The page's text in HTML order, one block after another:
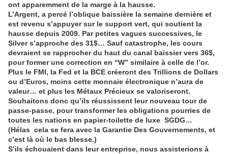
ont apparemment de la marge à la hausse.
L’Argent, a percé l’oblique baissière la semaine dernière et
est revenu s’appuyer sur le support vert, qui soutient la
hausse depuis 2009. Par petites vagues successives, le
Silver s’approche des 31$… Sauf catastrophe, les cours
devraient se rapprocher du haut du canal baissier vers 36$,
pour former une correction en “W” similaire à celle de l’or.
Plus le FMI, la Fed et la BCE créeront des Trillions de Dollars
ou d’Euros, moins cette monnaie électronique n’aura de
valeur… et plus les Métaux Précieux se valoriseront.
Souhaitons donc qu’ils réussissent leur nouveau tour de
passe-passe, pour transformer les obligations pourries de
toutes les nations en papier-toilette de luxe SGDG…
(Hélas cela se fera avec la Garantie Des Gouvernements, et
c’est là où le bas blesse.)
S’ils échouaient dans leur entreprise, nous assisterions à